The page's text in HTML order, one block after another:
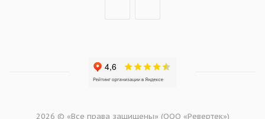
2026 © «Все права защищены» (ООО «Ревертек»)